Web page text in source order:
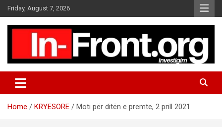
k
n
Friday, August 7, 2026
Home KRYESORE Moti për ditën e premte, 2 prill 2021